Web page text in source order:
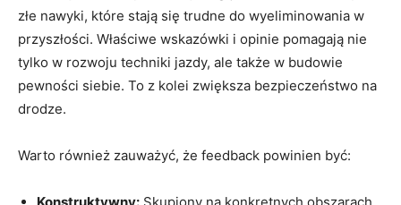
złe nawyki, które ‌stają się trudne⁢ do wyeliminowania w
przyszłości. Właściwe wskazówki ⁤i opinie pomagają nie
tylko w rozwoju techniki⁢ jazdy,⁢ ale także w ⁤budowie ​
pewności siebie. To z kolei zwiększa bezpieczeństwo na
drodze.
Warto również ‍zauważyć, że feedback powinien‍ być: